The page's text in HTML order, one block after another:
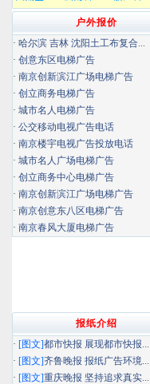
户外报价
· 哈尔滨 吉林 沈阳土工布复合...
· 创意东区电梯广告
· 南京创新滨江广场电梯广告
· 创立商务电梯广告
· 城市名人电梯广告
· 公交移动电视广告电话
· 南京楼宇电视广告投放电话
· 城市名人广场电梯广告
· 创立商务中心电梯广告
· 南京创新滨江广场电梯广告
· 南京创意东八区电梯广告
· 南京春风大厦电梯广告
报纸介绍
· [图文]都市快报 展现都市快报...
· [图文]齐鲁晚报 报纸广告环境...
· [图文]重庆晚报 坚持追求真实...